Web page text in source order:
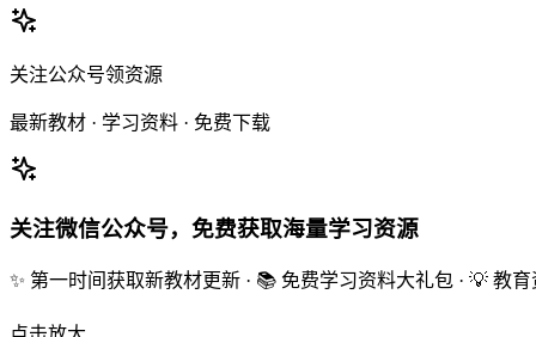
关注公众号领资源
最新教材 · 学习资料 · 免费下载
关注微信公众号，免费获取海量学习资源
✨ 第一时间获取新教材更新 · 📚 免费学习资料大礼包 · 💡 教